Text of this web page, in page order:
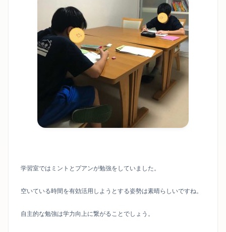
学習室ではミントとプアンが勉強をしていました。
空いている時間を有効活用しようとする姿勢は素晴らしいですね。
自主的な勉強は学力向上に繋がることでしょう。